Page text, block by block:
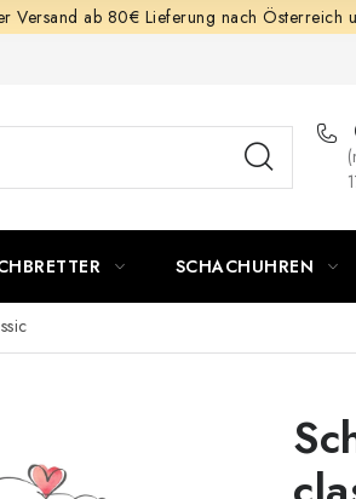
Versand ab 80€ Lieferung nach Österreich
SCHACHUHREN